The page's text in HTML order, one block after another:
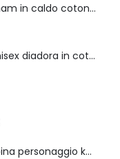
Maglia uomo nottingham in caldo cotone scollo a v manica lunga
3 pezzi Fantasmino unisex diadora in cotone mercerizzato tg dalla 35 alla 46
Set asilo 3 pezzi bambina personaggio kuromi